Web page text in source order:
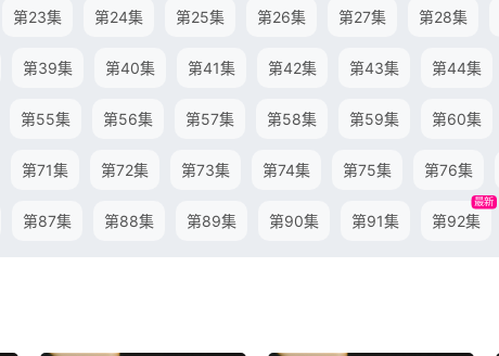
第23集 第24集 第25集 第26集 第27集 第28集
第39集 第40集 第41集 第42集 第43集 第44集
第55集 第56集 第57集 第58集 第59集 第60集
第71集 第72集 第73集 第74集 第75集 第76集
第87集 第88集 第89集 第90集 第91集 第92集
最新